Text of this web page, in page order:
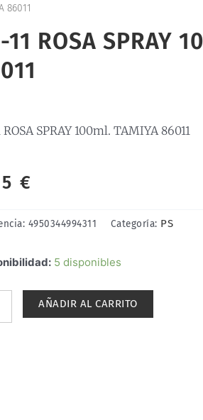
86011
11 ROSA SPRAY
ROSA SPRAY 100ml. TAMIYA 86011
€
4950344994311 Categoría: PS
5 disponibles
AÑADIR AL CARRITO